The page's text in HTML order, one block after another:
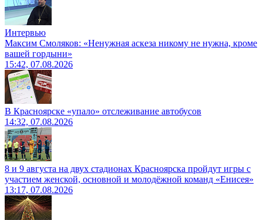
Интервью
Максим Смоляков: «Ненужная аскеза никому не нужна, кроме
вашей гордыни»
15:42, 07.08.2026
В Красноярске «упало» отслеживание автобусов
14:32, 07.08.2026
8 и 9 августа на двух стадионах Красноярска пройдут игры с
участием женской, основной и молодёжной команд «Енисея»
13:17, 07.08.2026